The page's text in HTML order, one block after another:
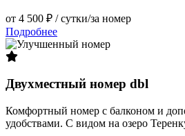
от 4 500 ₽ / сутки/за номер
Подробнее
Двухместный номер dbl
Комфортный номер с балконом и
удобствами. С видом на озеро